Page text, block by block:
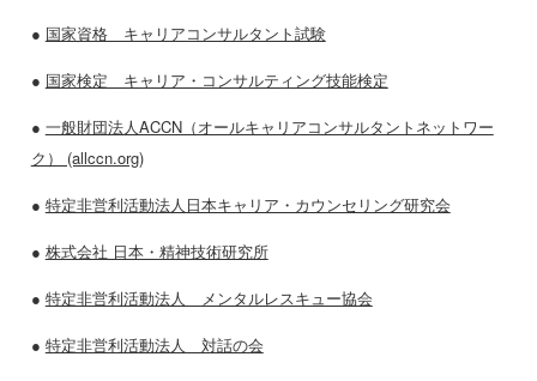
● 国家資格 キャリアコンサルタント試験
● 国家検定 キャリア・コンサルティング技能検定
● 一般財団法人ACCN（オールキャリアコンサルタントネットワー
ク） (allccn.org)
● 特定非営利活動法人日本キャリア・カウンセリング研究会
● 株式会社 日本・精神技術研究所
● 特定非営利活動法人 メンタルレスキュー協会
● 特定非営利活動法人 対話の会